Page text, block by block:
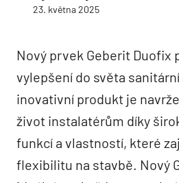
23. května 2025
Nový prvek Geberit Duofix
vylepšení do světa
inovativní produkt je
život instalatérům díky
funkcí a vlastností, které
flexibilitu na stavbě. Nový